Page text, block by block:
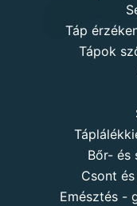
Táp
Tápok
Bőr- és
Csont
Emésztés -